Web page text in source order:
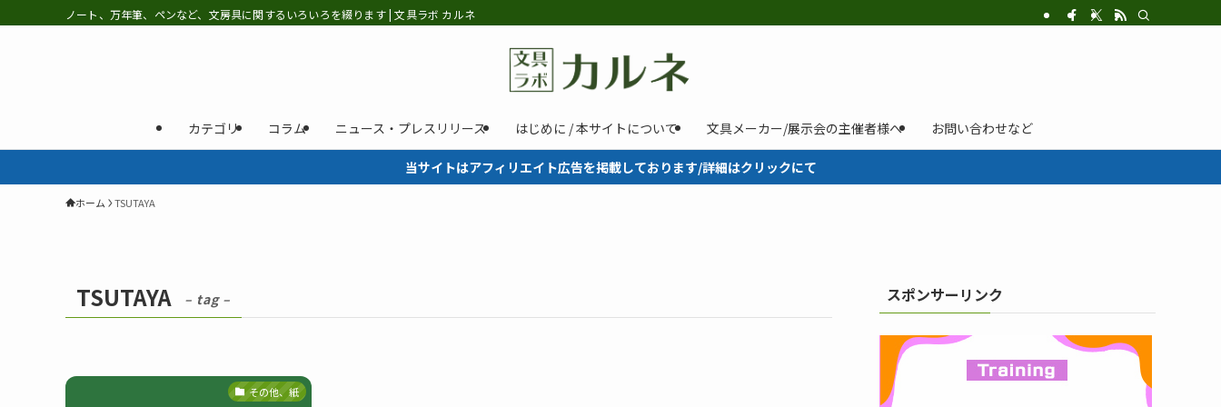
ノート、万年筆、ペンなど、文房具に関するいろいろを綴ります | 文具ラボ カルネ
カテゴリ コラム ニュース・プレスリリース はじめに / 本サイトについて 文具メーカー/展示会の主催者様へ お問い合わせなど
当サイトはアフィリエイト広告を掲載しております/詳細はクリックにて
ホーム TSUTAYA
TSUTAYA – tag –
その他、紙
スポンサーリンク